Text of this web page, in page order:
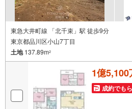
東急大井町線 「北千束」駅 徒歩9分
東京都品川区小山7丁目
土地137.89m2
1億5,100
成約でも